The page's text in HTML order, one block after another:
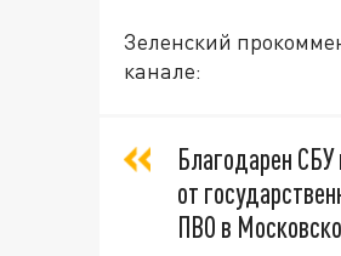
Зеленский
канале:
Благодарен
от
ПВО в